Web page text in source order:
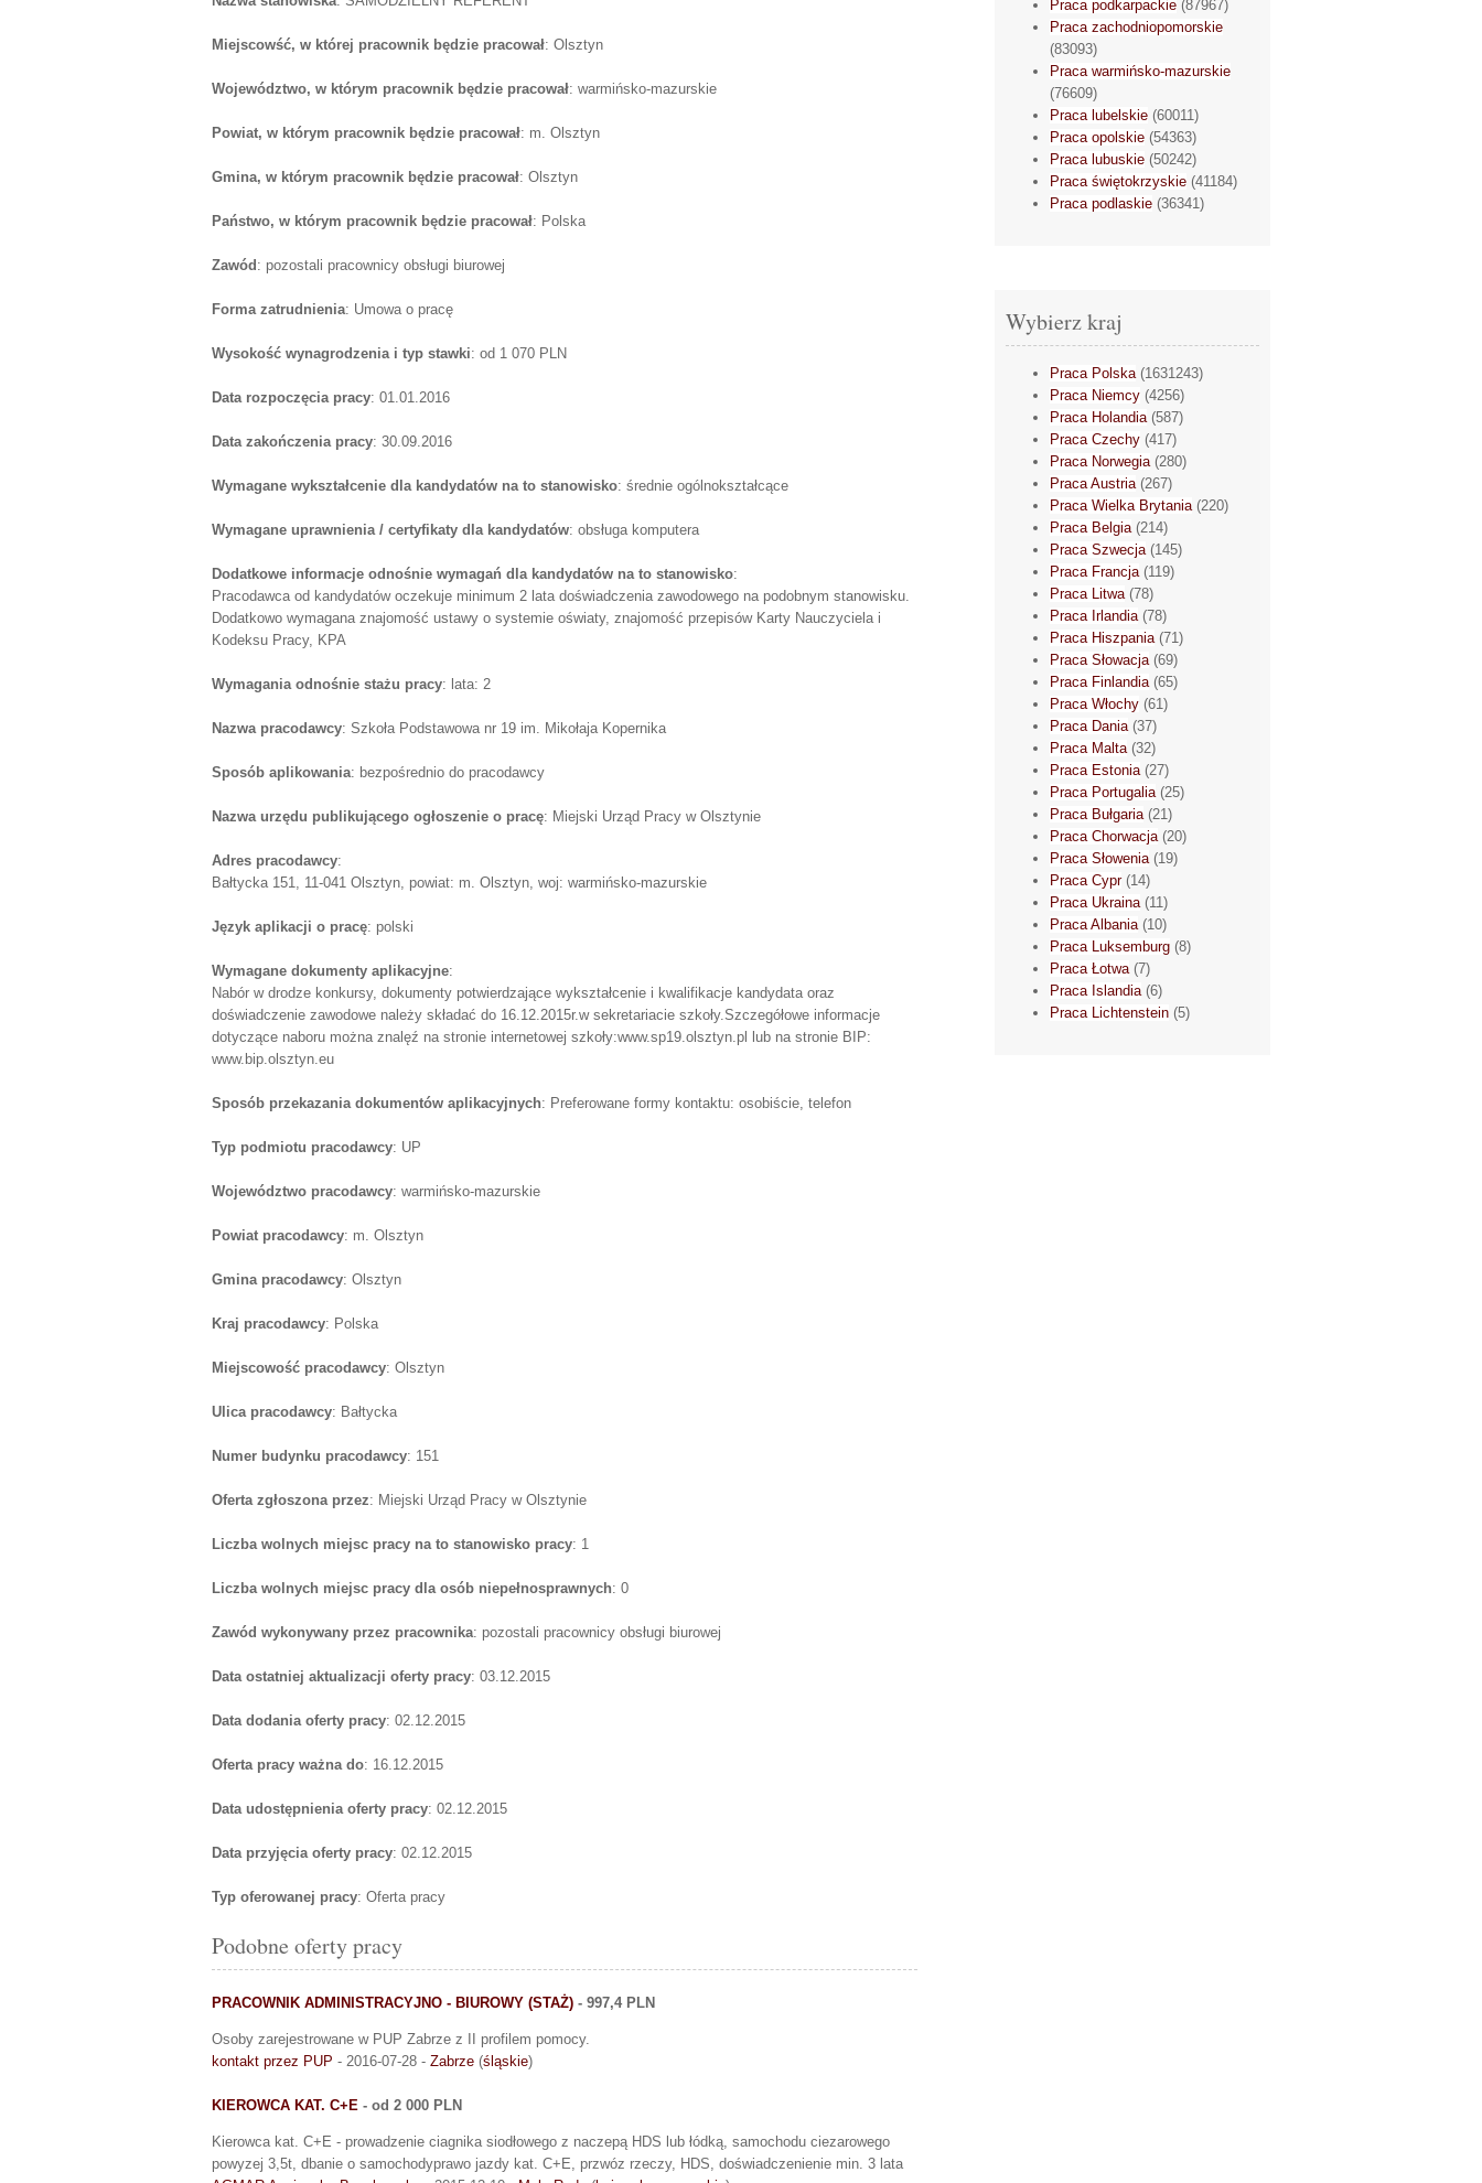
Miejscowść, w której pracownik będzie pracował: Olsztyn
Województwo, w którym pracownik będzie pracował: warmińsko-mazurskie
Powiat, w którym pracownik będzie pracował: m. Olsztyn
Gmina, w którym pracownik będzie pracował: Olsztyn
Państwo, w którym pracownik będzie pracował: Polska
Zawód : pozostali pracownicy obsługi biurowej
Forma zatrudnienia: Umowa o pracę
Wysokość wynagrodzenia i typ stawki: od 1 070 PLN
Data rozpoczęcia pracy: 01.01.2016
Data zakończenia pracy: 30.09.2016
Wymagane wykształcenie dla kandydatów na to stanowisko: średnie ogólnokształcące
Wymagane uprawnienia / certyfikaty dla kandydatów: obsługa komputera
Dodatkowe informacje odnośnie wymagań dla kandydatów na to stanowisko:
Pracodawca od kandydatów oczekuje minimum 2 lata doświadczenia zawodowego na podobnym stanowisku.
Dodatkowo wymagana znajomość ustawy o systemie oświaty, znajomość przepisów Karty Nauczyciela i
Kodeksu Pracy, KPA
Wymagania odnośnie stażu pracy: lata: 2
Nazwa pracodawcy: Szkoła Podstawowa nr 19 im. Mikołaja Kopernika
Sposób aplikowania: bezpośrednio do pracodawcy
Nazwa urzędu publikującego ogłoszenie o pracę: Miejski Urząd Pracy w Olsztynie
Adres pracodawcy:
Bałtycka 151, 11-041 Olsztyn, powiat: m. Olsztyn, woj: warmińsko-mazurskie
Język aplikacji o pracę: polski
Wymagane dokumenty aplikacyjne:
Nabór w drodze konkursy, dokumenty potwierdzające wykształcenie i kwalifikacje kandydata oraz
doświadczenie zawodowe należy składać do 16.12.2015r.w sekretariacie szkoły.Szczegółowe informacje
dotyczące naboru można znalęź na stronie internetowej szkoły:www.sp19.olsztyn.pl lub na stronie BIP:
www.bip.olsztyn.eu
Sposób przekazania dokumentów aplikacyjnych: Preferowane formy kontaktu: osobiście, telefon
Typ podmiotu pracodawcy: UP
Województwo pracodawcy: warmińsko-mazurskie
Powiat pracodawcy: m. Olsztyn
Gmina pracodawcy: Olsztyn
Kraj pracodawcy: Polska
Miejscowość pracodawcy: Olsztyn
Ulica pracodawcy: Bałtycka
Numer budynku pracodawcy: 151
Oferta zgłoszona przez: Miejski Urząd Pracy w Olsztynie
Liczba wolnych miejsc pracy na to stanowisko pracy: 1
Liczba wolnych miejsc pracy dla osób niepełnosprawnych: 0
Zawód wykonywany przez pracownika: pozostali pracownicy obsługi biurowej
Data ostatniej aktualizacji oferty pracy: 03.12.2015
Data dodania oferty pracy: 02.12.2015
Oferta pracy ważna do: 16.12.2015
Data udostępnienia oferty pracy: 02.12.2015
Data przyjęcia oferty pracy: 02.12.2015
Typ oferowanej pracy: Oferta pracy
Podobne oferty pracy
PRACOWNIK ADMINISTRACYJNO - BIUROWY (STAŻ) - 997,4 PLN
Osoby zarejestrowane w PUP Zabrze z II profilem pomocy.
kontakt przez PUP - 2016-07-28 - Zabrze (śląskie)
KIEROWCA KAT. C+E - od 2 000 PLN
Kierowca kat. C+E - prowadzenie ciagnika siodłowego z naczepą HDS lub łódką, samochodu ciezarowego
powyzej 3,5t, dbanie o samochodyprawo jazdy kat. C+E, przwóz rzeczy, HDS, doświadczenienie min. 3 lata
Praca podkarpackie (87967)
Praca zachodniopomorskie
(83093)
Praca warmińsko-mazurskie
(76609)
Praca lubelskie (60011)
Praca opolskie (54363)
Praca lubuskie (50242)
Praca świętokrzyskie (41184)
Praca podlaskie (36341)
Wybierz kraj
Praca Polska(1631243)
Praca Niemcy (4256)
Praca Holandia(587)
Praca Czechy (417)
Praca Norwegia(280)
Praca Austria(267)
Praca Wielka Brytania(220)
Praca Belgia(214)
Praca Szwecja(145)
Praca Francja(119)
Praca Litwa(78)
Praca Irlandia(78)
Praca Hiszpania(71)
Praca Słowacja(69)
Praca Finlandia(65)
Praca Włochy (61)
Praca Dania(37)
Praca Malta(32)
Praca Estonia(27)
Praca Portugalia(25)
Praca Bułgaria(21)
Praca Chorwacja(20)
Praca Słowenia(19)
Praca Cypr(14)
Praca Ukraina(11)
Praca Albania(10)
Praca Luksemburg (8)
Praca Łotwa(7)
Praca Islandia(6)
Praca Lichtenstein (5)